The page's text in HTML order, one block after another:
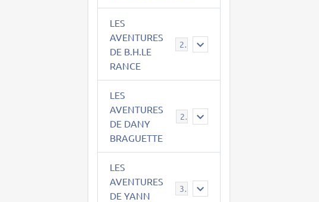
LES
AVENTURES
DE B.H.LE
RANCE
21
LES
AVENTURES
DE DANY
BRAGUETTE
29
LES
AVENTURES
DE YANN
39